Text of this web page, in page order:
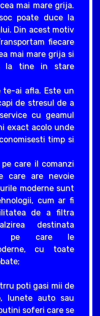
mai mare grija.
poate duce la
Din acest motiv
fiecare
mai mare grija si
la tine in stare
te-ai afla. Este un
de stresul de a
cu geamul
exact acolo unde
timp si
care il comanzi
care are nevoie
moderne sunt
cum ar fi
de a filtra
destinata
pe care le
cu toate
poti gasi mii de
lunete auto sau
soferi care se